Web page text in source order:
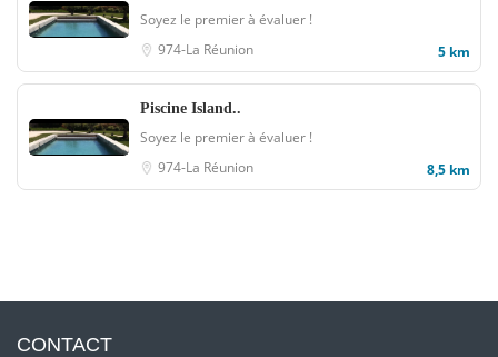
Soyez le premier à évaluer !
974-La Réunion
5 km
Piscine Island..
Soyez le premier à évaluer !
974-La Réunion
8,5 km
CONTACT